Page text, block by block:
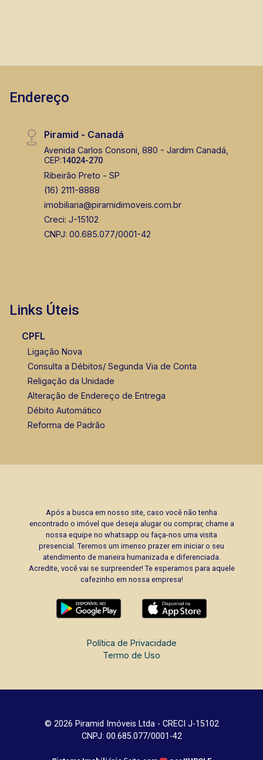
Endereço
Piramid - Canadá
Avenida Carlos Consoni, 880 - Jardim Canadá,
CEP:14024-270
Ribeirão Preto - SP
(16) 2111-8888
imobiliaria@piramidimoveis.com.br
Creci: J-15102
CNPJ: 00.685.077/0001-42
Links Úteis
CPFL
Ligação Nova
Consulta a Débitos/ Segunda Via de Conta
Religação da Unidade
Alteração de Endereço de Entrega
Débito Automático
Reforma de Padrão
Após a busca em nosso site, caso você não tenha
encontrado o imóvel que deseja alugar ou comprar, chame a
nossa equipe no whatsapp ou faça-nos uma visita
presencial. Teremos um imenso prazer em iniciar o seu
atendimento de maneira humanizada e diferenciada.
Acredite, você vai se surpreender! Te esperamos para aquele
cafezinho em nossa empresa!
Política de Privacidade
Termo de Uso
© 2026 Piramid Imóveis Ltda - CRECI J-15102
CNPJ: 00.685.077/0001-42